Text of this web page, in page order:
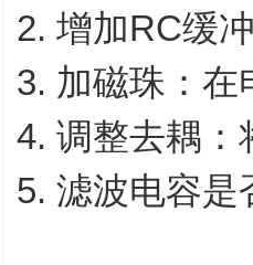
增加RC缓
加磁珠：在
调整去耦：
滤波电容是